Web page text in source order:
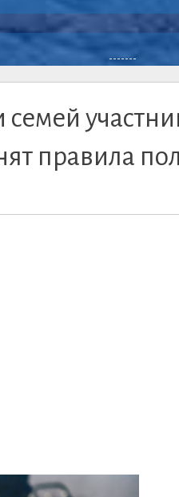
-------
семей
правила